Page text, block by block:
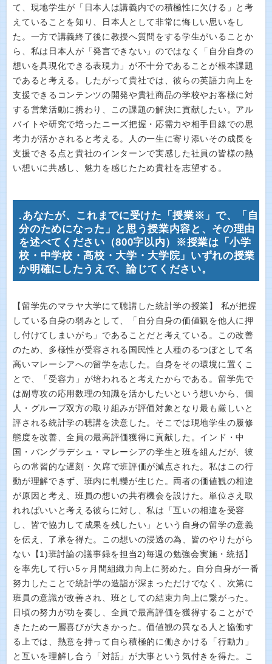
て、現地学生が「日本人は講義内での積極性に欠ける」と考
えていることを知り、日本人として非常に悔しい思いをし
た。一方で講義終了後に教授へ質問をする学生がいることか
ら、私は日本人が「発言できない」のではなく「自分自身の
想いを具現化できる表現力」が不十分であることが根本課題
であると考える。したがって貴社では、彼らの英語力向上を
支援できるコンテンツの開発や貴社商品の学校やお客様に対
する営業活動に携わり、この課題の解決に貢献したい。アル
バイトや研究で培ったニーズ把握・応需力や相手目線での思
考力が活かされると考える。人の一生に寄り添いその成長を
支援できる点と貴社のインターンで実感した社員の皆様の熱
い想いに共感し、魅力を感じたため貴社を志望する。
.あなたが、これまでに受けた「授業※」で、「自
分のためになった」と思う授業内容と、その理由
を述べてください（800字以内）※授業は「小学
校・中学校・高校・大学・大学院」いずれの授業
か明確にしたうえで、論じてください。
【留学先のマラヤ大学にて聴講した統計学の授業】 私が把握
している自身の弱みとして、「自分自身の価値観を他人に押
し付けてしまいがち」であることだと考えている。この改善
のため、多様性が受容される国民性と人種のるつぼとして名
高いマレーシアへの留学を志した。自身をその環境に置くこ
とで、「受容力」が培われると考えたからである。留学先で
は副専攻の応用数理の知識を活かしたいという想いから、個
人・グループ双方の取り組みが評価対象となり最も厳しいと
評される統計学の聴講を決意した。そこでは現地学生の履修
態度を改善、全員の最高評価獲得に貢献した。インド・中
国・バングラデシュ・マレーシアの学生と班を組んだが、彼
らの常習的な遅刻・欠席で班評価が減点された。私はこの行
動が理解できず、班内に軋轢が生じた。両者の価値観の相違
が原因と考え、班員の想いの共有機会を設けた。単位さえ取
れればいいと考える彼らに対し、私は「互いの相違を受容
し、皆で協力して成果を残したい」という自身の留学の意義
を伝え、了承を得た。この想いの浸透の為、皆のやりたがら
ない【1)班討論の議事録を担当2)毎週の勉強会実施・統括】
を率先して行い5ヶ月間組織力向上に努めた。自分自身が一番
努力したことで統計学の造詣が深まっただけでなく、次第に
班員の意識が改善され、班としての結束力向上に繋がった。
日頃の努力が功を奏し、全員で最高評価を獲得することがで
きたため一層喜びが大きかった。価値観の異なる人と協働す
る上では、熱意を持って自ら積極的に働きかける「行動力」
と互いを理解し合う「対話」が大事という気付きを得た。こ